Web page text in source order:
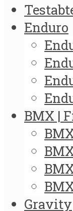
Enduro
BMX |
Gravity